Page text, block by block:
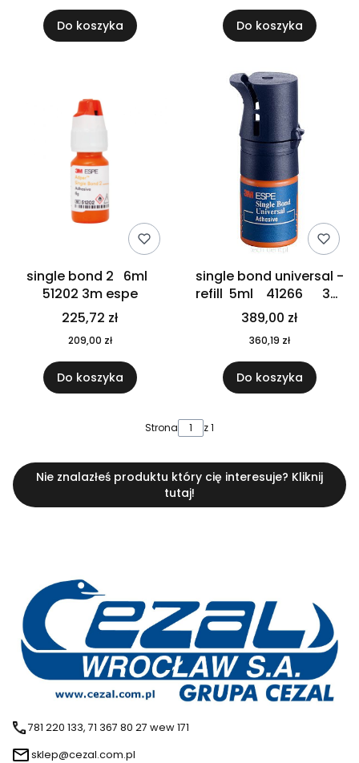
Do koszyka Do koszyka
single bond 2 6ml
51202 3m espe
225,72 zł
209,00 zł
Do koszyka
single bond universal -
refill 5ml 41266 3m
espe
389,00 zł
360,19 zł
Do koszyka
Strona z 1
Nie znalazłeś produktu który cię interesuje? Kliknij
tutaj!
781 220 133, 71 367 80 27 wew 171
sklep@cezal.com.pl